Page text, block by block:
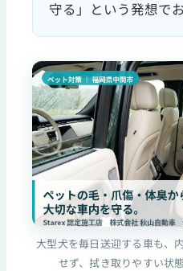
守る」という発想で
大型犬を毎日送迎する車も、
せず、拭き取りやすい状